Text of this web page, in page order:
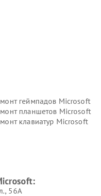
геймпадов Microsoft
планшетов Microsoft
клавиатур Microsoft
56А